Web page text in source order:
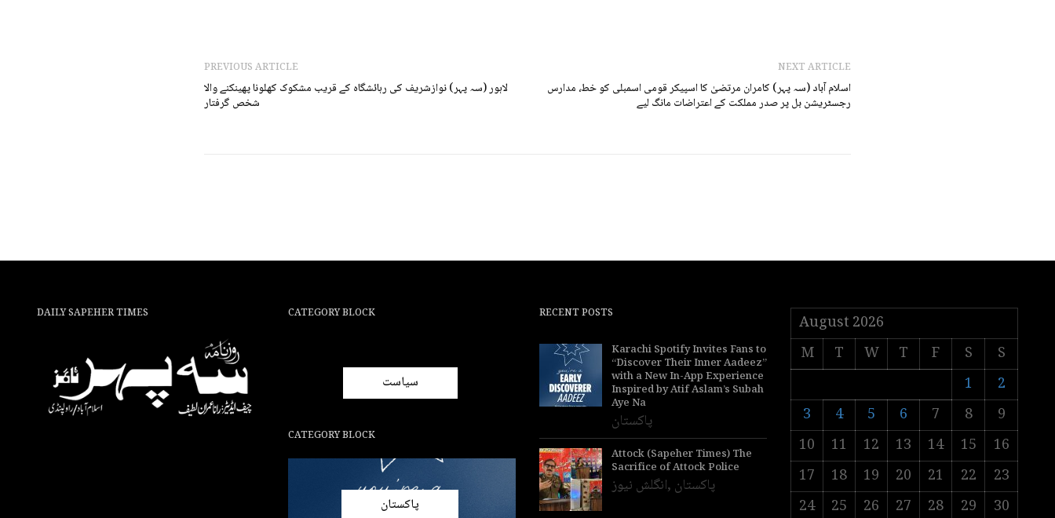
PREVIOUS ARTICLE
لاہور (سہ پہر) نوازشریف کی رہائشگاہ کے قریب مشکوک کھلونا پھینکنے والا
شخص گرفتار
NEXT ARTICLE
اسلام آباد (سہ پہر) کامران مرتضیٰ کا اسپیکر قومی اسمبلی کو خط، مدارس
رجسٹریشن بل پر صدر مملکت کے اعتراضات مانگ لیے
DAILY SAPEHER TIMES CATEGORY BLOCK
سیاست
CATEGORY BLOCK
پاکستان
RECENT POSTS
Karachi Spotify Invites Fans to
“Discover Their Inner Aadeez”
with a New In-App Experience
Inspired by Atif Aslam’s Subah
Aye Na
پاکستان
Attock (Sapeher Times) The
Sacrifice of Attock Police
انگلش نیوز, پاکستان
August 2026
M
T W T F S
S
1
2
3
4 5 6 7 8
9
10
11 12 13 14 15
16
17
18 19 20 21 22
23
24
25 26 27 28 29 30